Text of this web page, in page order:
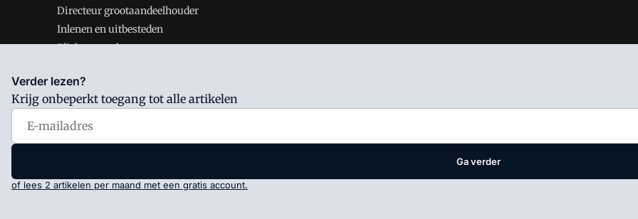
Directeur grootaandeelhouder
Inlenen en uitbesteden
Plichten werkgever
Salarisnet is onderdeel van VMN media. Lees inons manifestwaar VMN media voor staat. Op gebruik van deze site zijn de
Voorwaarden
Verder lezen?
Krijg onbeperkt toegang tot alle artikelen
Ga verder
of lees 2 artikelen per maand met een gratis account.